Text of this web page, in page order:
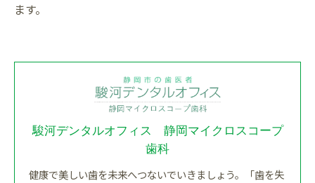
ます。
駿河デンタルオフィス 静岡マイクロスコープ
歯科
健康で美しい歯を未来へつないでいきましょう。「歯を失